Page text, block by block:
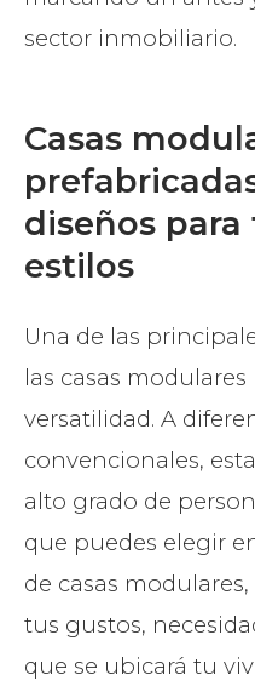
sector inmobiliario.
Casas
diseños para
estilos
Una de las
las casas
versatilidad. A
convencionales,
alto grado de
que puedes elegir
de casas
tus gustos,
que se ubicará tu